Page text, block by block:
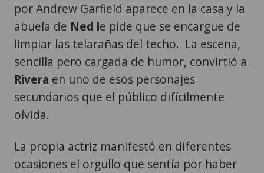
por Andrew Garfield aparece en la casa y la
abuela de Ned le pide que se encargue de
limpiar las telarañas del techo. La escena,
sencilla pero cargada de humor, convirtió a
Rivera en uno de esos personajes
secundarios que el público difícilmente
olvida.
La propia actriz manifestó en diferentes
ocasiones el orgullo que sentía por haber